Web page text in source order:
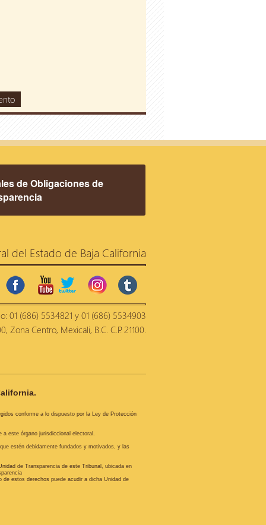
de Obligaciones de
del Estado de Baja California
facebookyoutubetwitter
01 (686) 5534821 y 01 (686) 5534903
Zona Centro, Mexicali, B.C. C.P. 21100.
conforme a lo dispuesto por la Ley de Protección
este órgano jurisdiccional electoral.
estén debidamente fundados y motivados, y las
de Transparencia de este Tribunal, ubicada en
estos derechos puede acudir a dicha Unidad de